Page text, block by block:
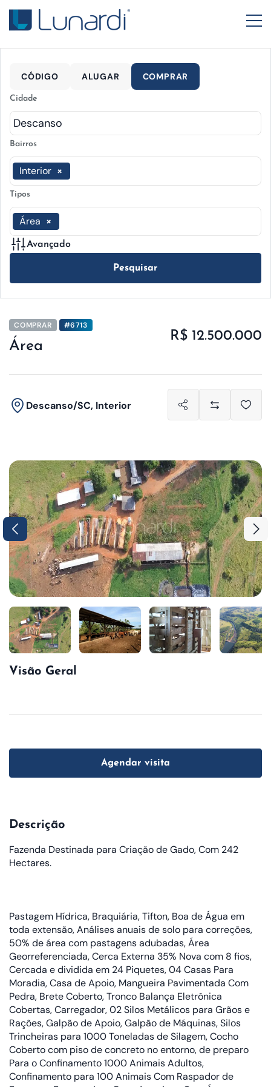
CÓDIGO ALUGAR COMPRAR
Cidade
Bairros
×
Interior
Tipos
×
Área
Avançado
Pesquisar
COMPRAR #6713
Área
R$ 12.500.000
Descanso/SC, Interior
Visão Geral
Agendar visita
Descrição
Fazenda Destinada para Criação de Gado, Com 242
Hectares.
Pastagem Hídrica, Braquiária, Tifton, Boa de Água em
toda extensão, Análises anuais de solo para correções,
50% de área com pastagens adubadas, Área
Georreferenciada, Cerca Externa 35% Nova com 8 fios,
Cercada e dividida em 24 Piquetes, 04 Casas Para
Moradia, Casa de Apoio, Mangueira Pavimentada Com
Pedra, Brete Coberto, Tronco Balança Eletrônica
Cobertas, Carregador, 02 Silos Metálicos para Grãos e
Rações, Galpão de Apoio, Galpão de Máquinas, Silos
Trincheiras para 1000 Toneladas de Silagem, Cocho
Coberto com piso de concreto no entorno, de preparo
Para o Confinamento 1000 Animais Adultos,
Confinamento para 100 Animais Com Raspador de